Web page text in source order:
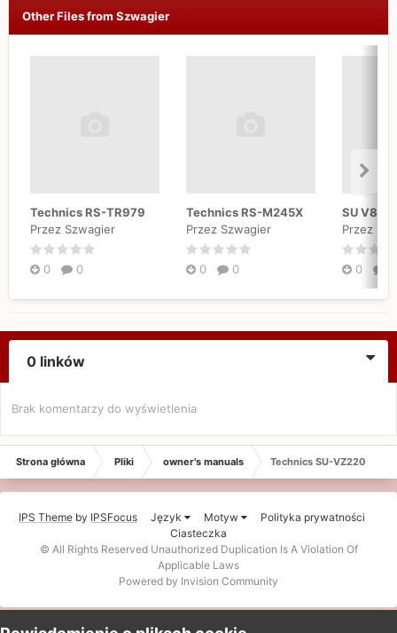
Other Files from Szwagier
Technics RS-TR979
Przez Szwagier
0 0
Technics RS-M245X
Przez Szwagier
0 0
Przez
0
0 linków
Brak komentarzy do wyświetlenia
Strona główna Pliki owner's manuals Technics SU-VZ220
IPS Theme by IPSFocus Język Motyw
Polityka prywatności
Ciasteczka
© All Rights Reserved Unauthorized Duplication Is A Violation Of
Applicable Laws
Powered by Invision Community